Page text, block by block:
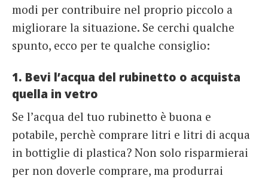
modi per contribuire nel proprio piccolo a
migliorare la situazione. Se cerchi qualche
spunto, ecco per te qualche consiglio:
1. Bevi l’acqua del rubinetto o acquista
quella in vetro
Se l’acqua del tuo rubinetto è buona e
potabile, perchè comprare litri e litri di acqua
in bottiglie di plastica? Non solo risparmierai
per non doverle comprare, ma produrrai